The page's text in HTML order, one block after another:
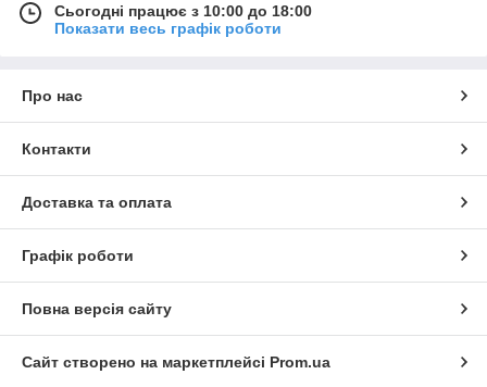
Сьогодні працює з 10:00 до 18:00
Показати весь графік роботи
Про нас
Контакти
Доставка та оплата
Графік роботи
Повна версія сайту
Сайт створено на маркетплейсі Prom.ua